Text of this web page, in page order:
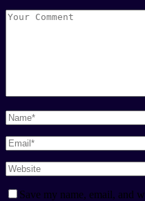
Save my name, email, and